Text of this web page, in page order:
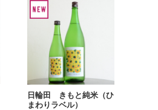
日輪田 きもと純米（ひ
まわりラベル）